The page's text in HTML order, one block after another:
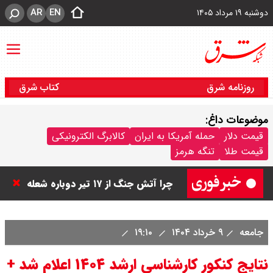
دوشنبه ۱۹ مرداد ۱۴۰۵ EN
AR
روزنامه شرق کتاب شرق
موضوعات داغ:
قیمت دلار حمله آمریکا به ایران
کالابرگ الکترونیکی
قیمت طلا
تنگه هرمز
بقایی : در حال بررسی برخی نکات
درباره بیانیه مشترک با عمان هستیم /
چرا آتش جنگ از ۱۷ تیر دوباره شعله
بقایی : عراقچی و قالیباف به پاکستان
جامعه ۹ خرداد ۱۴۰۴
نتایج کنکور کارشناسی ارشد ۱۴۰۴ اعلام شد +